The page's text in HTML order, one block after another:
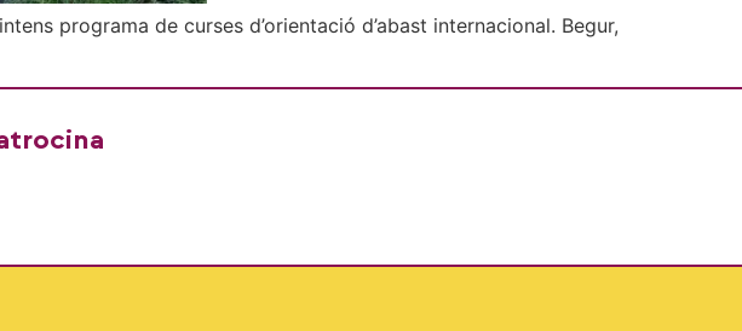
programa de curses d’orientació d’abast internacional. Begur,